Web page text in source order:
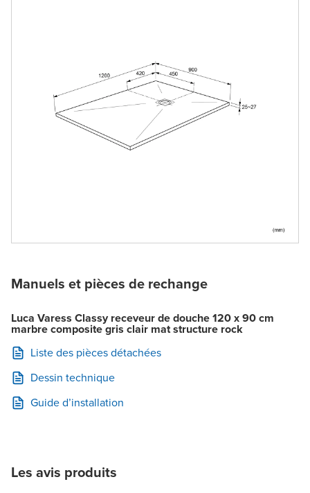
Manuels et pièces de rechange
Luca Varess Classy receveur de douche 120 x 90 cm
marbre composite gris clair mat structure rock
Liste des pièces détachées
Dessin technique
Guide d’installation
Les avis produits